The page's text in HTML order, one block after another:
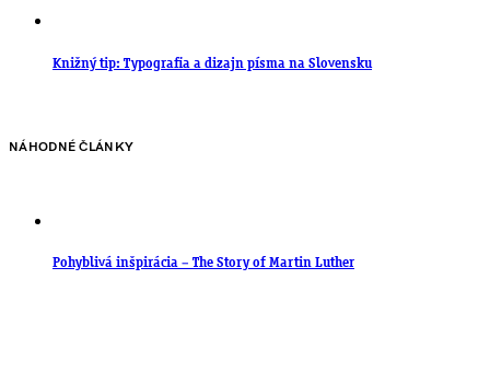
Knižný tip: Typografia a dizajn písma na Slovensku
NÁHODNÉ ČLÁNKY
Pohyblivá inšpirácia – The Story of Martin Luther